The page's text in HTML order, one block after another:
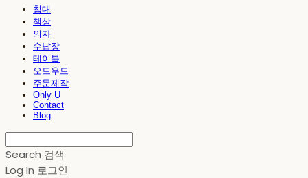
침대
책상
의자
수납장
테이블
오드우드
주문제작
Only U
Contact
Blog
Search 검색
Log In 로그인